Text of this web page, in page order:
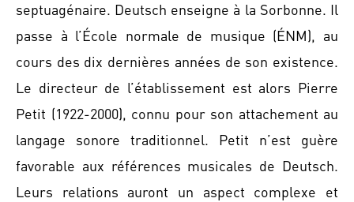
septuagénaire. Deutsch enseigne à la Sorbonne. Il
passe à l’École normale de musique (ÉNM), au
cours des dix dernières années de son existence.
Le directeur de l’établissement est alors Pierre
Petit (1922-2000), connu pour son attachement au
langage sonore traditionnel. Petit n’est guère
favorable aux références musicales de Deutsch.
Leurs relations auront un aspect complexe et